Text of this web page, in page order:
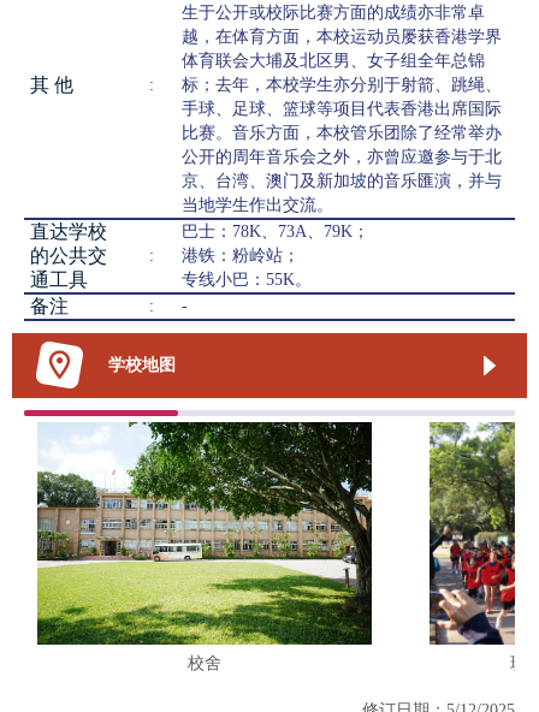
其 他 :
生于公开或校际比赛方面的成绩亦非常卓
越，在体育方面，本校运动员屡获香港学界
体育联会大埔及北区男、女子组全年总锦
标；去年，本校学生亦分别于射箭、跳绳、
手球、足球、篮球等项目代表香港出席国际
比赛。音乐方面，本校管乐团除了经常举办
公开的周年音乐会之外，亦曾应邀参与于北
京、台湾、澳门及新加坡的音乐匯演，并与
当地学生作出交流。
直达学校
的公共交
通工具
:
巴士：78K、73A、79K；
港铁：粉岭站；
专线小巴：55K。
备注 : -
学校地图
校舍 班